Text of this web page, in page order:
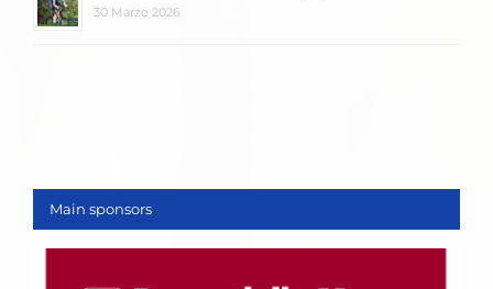
30 Marzo 2026
Main sponsors